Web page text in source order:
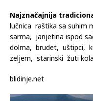
Najznačajnija
lučnica raštika sa suhim
sarma, janjetina ispod
dolma, brudet, uštipci,
zeljem, starinski žuti
blidinje.net